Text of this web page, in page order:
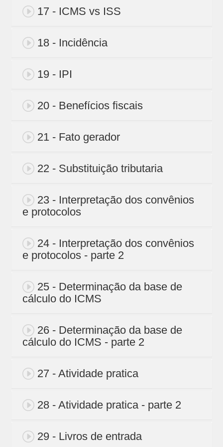
17 - ICMS vs ISS
18 - Incidência
19 - IPI
20 - Benefícios fiscais
21 - Fato gerador
22 - Substituição tributaria
23 - Interpretação dos convênios
e protocolos
24 - Interpretação dos convênios
e protocolos - parte 2
25 - Determinação da base de
cálculo do ICMS
26 - Determinação da base de
cálculo do ICMS - parte 2
27 - Atividade pratica
28 - Atividade pratica - parte 2
29 - Livros de entrada